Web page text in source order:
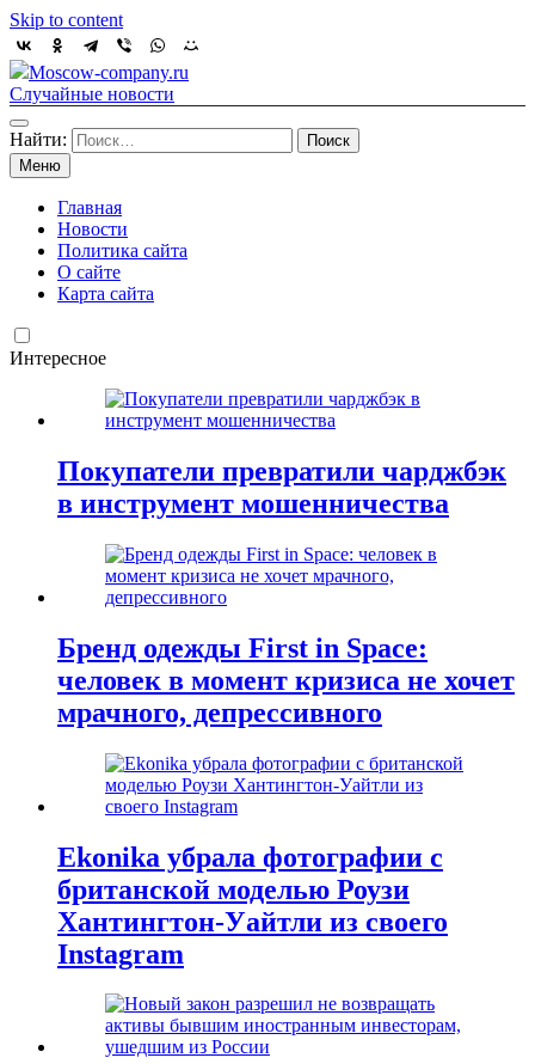
Skip to content
Moscow-company.ru
Случайные новости
Найти:
Меню
Главная
Новости
Политика сайта
О сайте
Карта сайта
Интересное
Покупатели превратили чарджбэк
в инструмент мошенничества
Бренд одежды First in Space:
человек в момент кризиса не хочет
мрачного, депрессивного
Ekonika убрала фотографии с
британской моделью Роузи
Хантингтон-Уайтли из своего
Instagram